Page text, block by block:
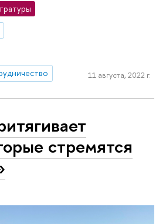
11 августа, 2022 г.
стремятся